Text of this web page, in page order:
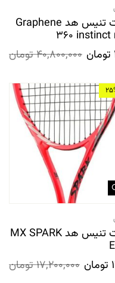
راکت تنیس هد Graphene
360 instinct
40,800,000تومان تومان
راکت تنیس هد MX SPARK
17,200,000تومان تومان